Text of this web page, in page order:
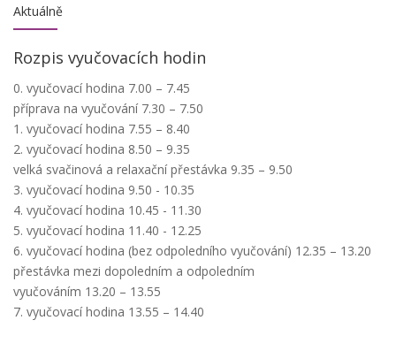
Aktuálně
Rozpis vyučovacích hodin
0. vyučovací hodina 7.00 – 7.45
příprava na vyučování 7.30 – 7.50
1. vyučovací hodina 7.55 – 8.40
2. vyučovací hodina 8.50 – 9.35
velká svačinová a relaxační přestávka 9.35 – 9.50
3. vyučovací hodina 9.50 - 10.35
4. vyučovací hodina 10.45 - 11.30
5. vyučovací hodina 11.40 - 12.25
6. vyučovací hodina (bez odpoledního vyučování) 12.35 – 13.20
přestávka mezi dopoledním a odpoledním
vyučováním 13.20 – 13.55
7. vyučovací hodina 13.55 – 14.40